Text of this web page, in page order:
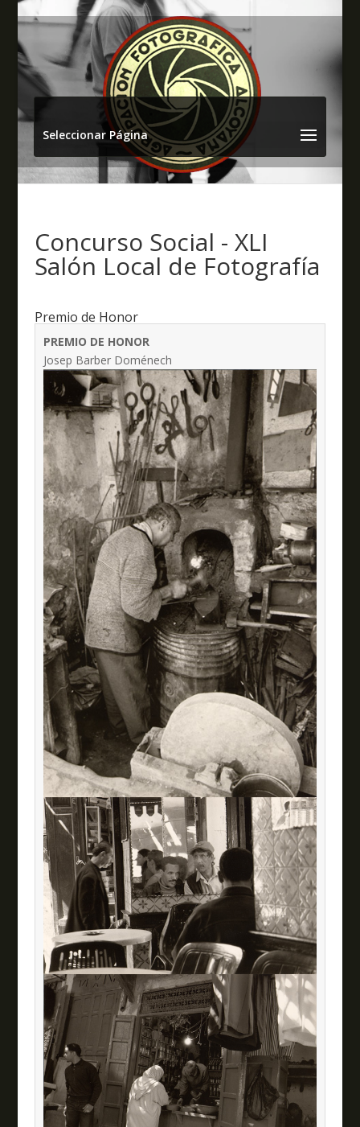
Seleccionar Página
Concurso Social - XLI
Salón Local de Fotografía
Premio de Honor
PREMIO DE HONOR
Josep Barber Doménech